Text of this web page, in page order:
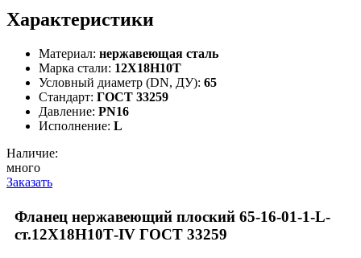
Характеристики
Материал: нержавеющая сталь
Марка стали: 12Х18Н10Т
Условный диаметр (DN, ДУ): 65
Стандарт: ГОСТ 33259
Давление: PN16
Исполнение: L
Наличие:
много
Заказать
Фланец нержавеющий плоский 65-16-01-1-L-
ст.12Х18Н10Т-IV ГОСТ 33259